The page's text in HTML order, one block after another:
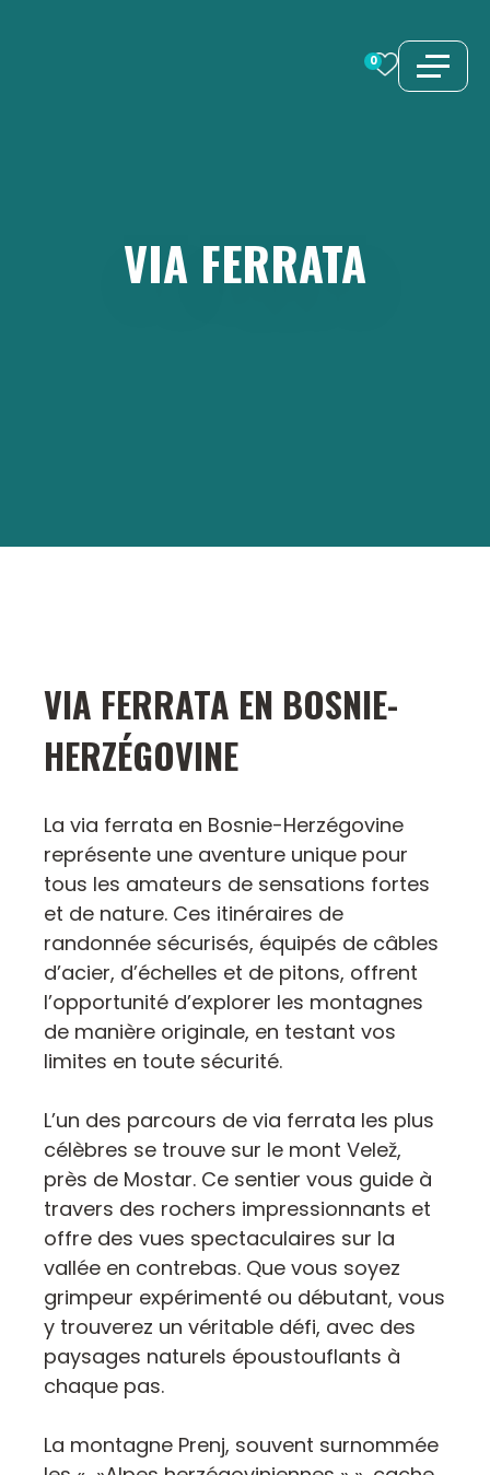
0
VIA FERRATA
VIA FERRATA EN BOSNIE-
HERZÉGOVINE
La via ferrata en Bosnie-Herzégovine
représente une aventure unique pour
tous les amateurs de sensations fortes
et de nature. Ces itinéraires de
randonnée sécurisés, équipés de câbles
d’acier, d’échelles et de pitons, offrent
l’opportunité d’explorer les montagnes
de manière originale, en testant vos
limites en toute sécurité.
L’un des parcours de via ferrata les plus
célèbres se trouve sur le mont Velež,
près de Mostar. Ce sentier vous guide à
travers des rochers impressionnants et
offre des vues spectaculaires sur la
vallée en contrebas. Que vous soyez
grimpeur expérimenté ou débutant, vous
y trouverez un véritable défi, avec des
paysages naturels époustouflants à
chaque pas.
La montagne Prenj, souvent surnommée